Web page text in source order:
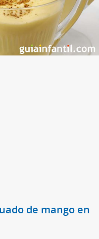
de mango en